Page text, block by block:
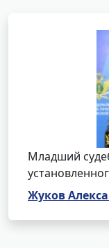
Младший
Жуков